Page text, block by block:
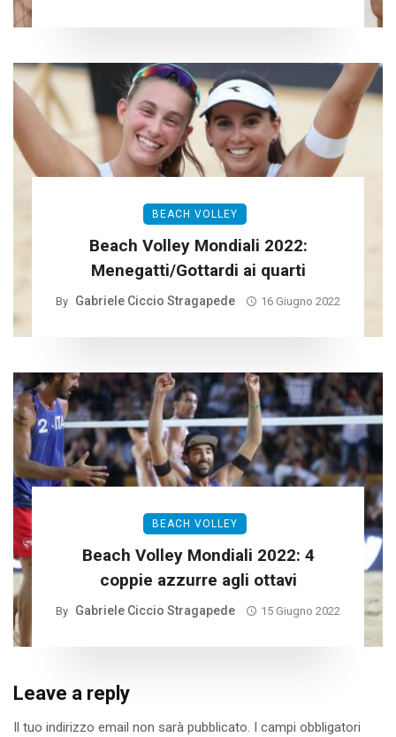
BEACH VOLLEY
Beach Volley Mondiali 2022:
Menegatti/Gottardi ai quarti
By Gabriele Ciccio Stragapede 16 Giugno 2022
BEACH VOLLEY
Beach Volley Mondiali 2022: 4
coppie azzurre agli ottavi
By Gabriele Ciccio Stragapede 15 Giugno 2022
Leave a reply
Il tuo indirizzo email non sarà pubblicato.
I campi obbligatori